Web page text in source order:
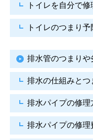
トイレを自分で修
トイレのつまり予
排水管のつまりや
排水の仕組みとつ
排水パイプの修理
排水パイプの修理